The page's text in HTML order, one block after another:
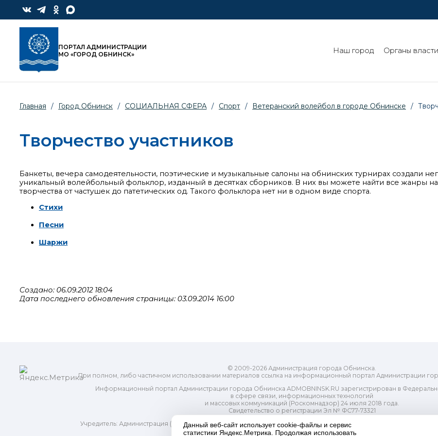
ПОРТАЛ АДМИНИСТРАЦИИ
МО «ГОРОД ОБНИНСК»
Наш город Органы власти
Главная / Город Обнинск / СОЦИАЛЬНАЯ СФЕРА / Спорт / Ветеранский волейбол в городе Обнинске /
Творчество участников
Банкеты, вечера самодеятельности, поэтические и музыкальные салоны на обнинских турнирах создали
уникальный волейбольный фольклор, изданный в десятках сборников. В них вы можете найти все жанры
творчества от частушек до патетических од. Такого фольклора нет ни в одном виде спорта.
Стихи
Песни
Шаржи
Создано: 06.09.2012 18:04
Дата последнего обновления страницы: 03.09.2014 16:00
© 2009-2026 Администрация города Обнинска.
При полном, либо частичном использовании материалов ссылка на информационный портал Администрации
Информационный портал Администрации города Обнинска ADMOBNINSK.RU зарегистрирован в
в сфере связи, информационных технологий
и массовых коммуникаций (Роскомнадзор) 24 июля 2018 года.
Свидетельство о регистрации Эл № ФС77-73321
Учредитель: Администрация (исполнительно-распорядительный орган) городского округа "Город Обнинск".
Адрес электронной почты Редакции: redactor@admobninsk.ru
Данный веб-сайт использует cookie-файлы и сервис
статистики Яндекс.Метрика. Продолжая использовать